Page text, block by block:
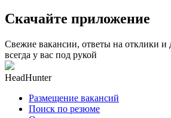
Скачайте приложение
Свежие вакансии, ответы на отклики
всегда у вас под рукой
HeadHunter
Размещение вакансий
Поиск по резюме